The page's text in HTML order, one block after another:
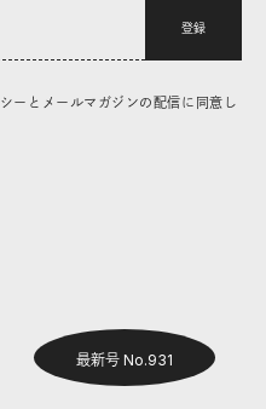
登録
ーとメールマガジンの配信に同意し
最新号 No.931